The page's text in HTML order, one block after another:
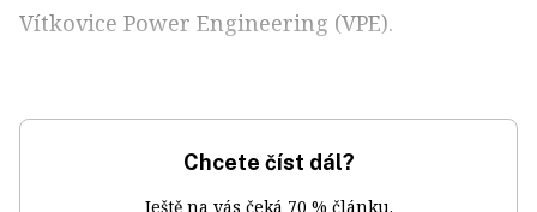
Vítkovice Power Engineering (VPE).
Chcete číst dál?
Ještě na vás čeká 70 % článku.